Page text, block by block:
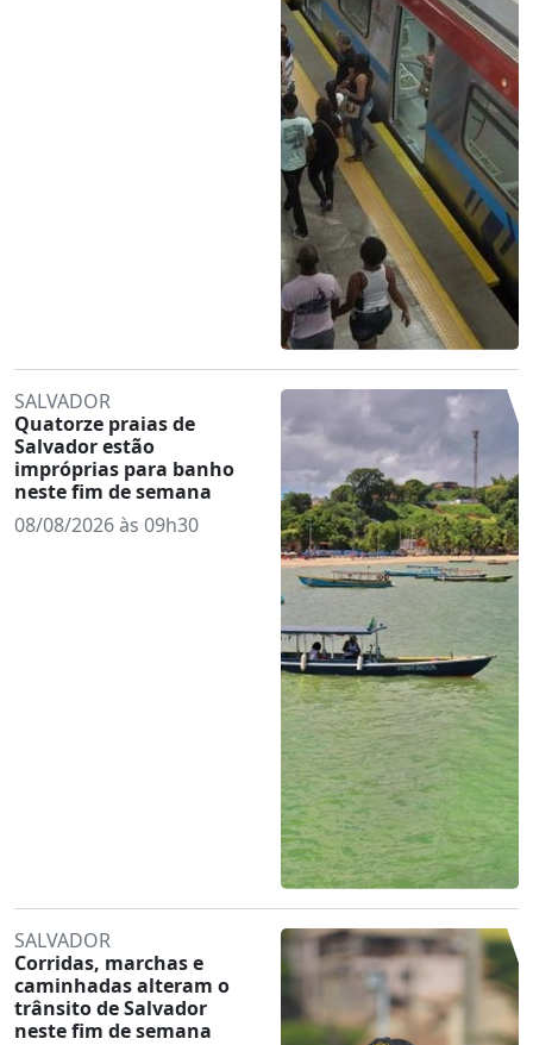
SALVADOR
Quatorze praias de
Salvador estão
impróprias para banho
neste fim de semana
08/08/2026 às 09h30
SALVADOR
Corridas, marchas e
caminhadas alteram o
trânsito de Salvador
neste fim de semana